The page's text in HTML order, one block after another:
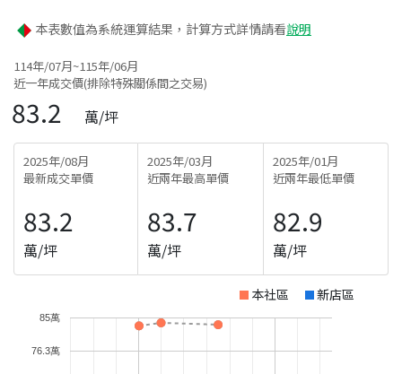
本表數值為系統運算結果，計算方式詳情請看說明
114年/07月~115年/06月
近一年成交價(排除特殊關係間之交易)
83.2 萬/坪
2025年/08月
最新成交單價
83.2
萬/坪
2025年/03月
近兩年最高單價
83.7
萬/坪
2025年/01月
近兩年最低單價
82.9
萬/坪
本社區 新店區
76.3萬
85萬